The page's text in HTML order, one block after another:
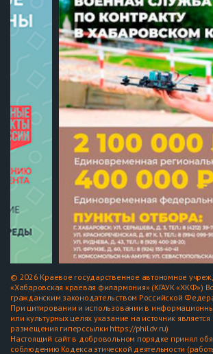
© 2026 Краевое государственное автономное
«Хабаровская краевая филармония» (КГАУК «ХКФ»)
гражданским законодательством Российской
При цитировании и использовании в
или культурных целях указание на источник
размещения гиперссылки https://phildv.ru)
Настоящий сайт в добровольном порядке принял
соблюдению Кодекса этической деятельности